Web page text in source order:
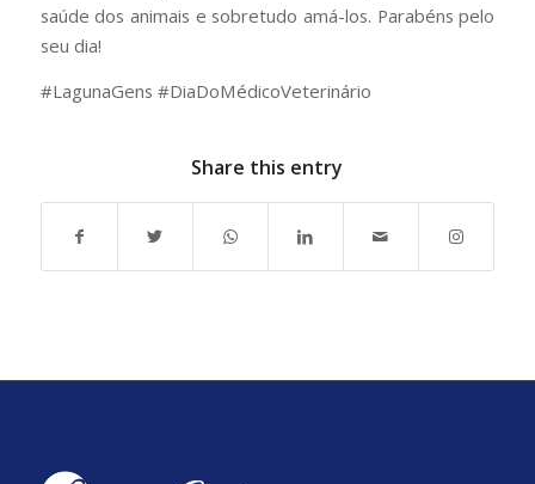
saúde dos animais e sobretudo amá-los. Parabéns pelo
seu dia!
#LagunaGens #DiaDoMédicoVeterinário
Share this entry